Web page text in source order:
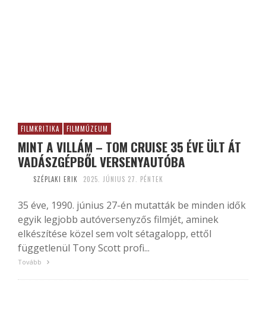
FILMKRITIKA FILMMÚZEUM
MINT A VILLÁM – TOM CRUISE 35 ÉVE ÜLT ÁT
VADÁSZGÉPBŐL VERSENYAUTÓBA
SZÉPLAKI ERIK 2025. JÚNIUS 27. PÉNTEK
35 éve, 1990. június 27-én mutatták be minden idők
egyik legjobb autóversenyzős filmjét, aminek
elkészítése közel sem volt sétagalopp, ettől
függetlenül Tony Scott profi...
Tovább